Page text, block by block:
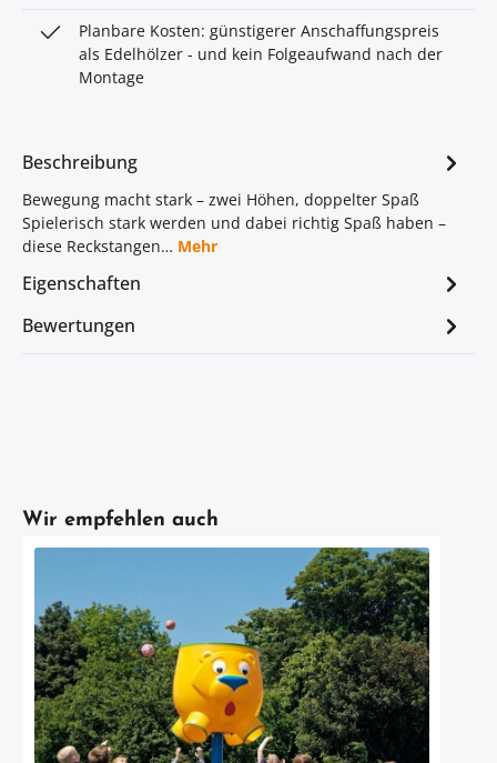
Planbare Kosten: günstigerer Anschaffungspreis
als Edelhölzer - und kein Folgeaufwand nach der
Montage
Beschreibung
Bewegung macht stark – zwei Höhen, doppelter Spaß
Spielerisch stark werden und dabei richtig Spaß haben –
diese Reckstangen… Mehr
Eigenschaften
Bewertungen
Artikelgalerie überspringen
Wir empfehlen auch